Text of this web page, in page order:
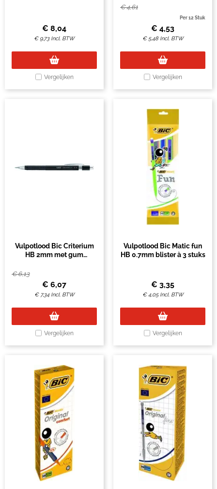
€ 8,04
€ 9,73 Incl. BTW
Vergelijken
€4,61
Per 12 Stuk
€ 4,53
€ 5,48 Incl. BTW
Vergelijken
Vulpotlood Bic Criterium
HB 2mm met gum
€6,13
€ 6,07
€ 7,34 Incl. BTW
Vergelijken
Vulpotlood Bic Matic fun
HB 0.7mm blister à 3 stuks
€ 3,35
€4,05 Incl. BTW
Vergelijken